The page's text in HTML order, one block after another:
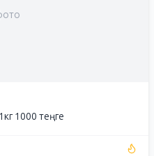
1000 теңге